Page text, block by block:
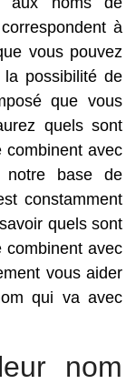
à
vous pouvez
possibilité de
que vous
quels sont
combinent avec
notre base de
constamment
quels sont
combinent avec
vous aider
qui va avec
nom